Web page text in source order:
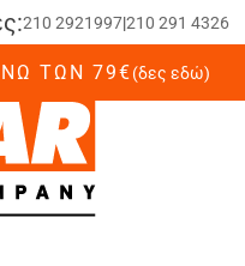
210 2921997|210 291 4326
ΤΩΝ 79€(δες εδώ)